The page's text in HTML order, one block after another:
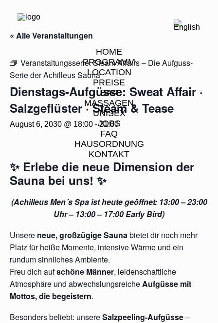
HOME
PROGRAMM
LOCATION
PREISE
BAR
MASSAGEN
UNISEX
JOBS
FAQ
HAUSORDNUNG
KONTAKT
« Alle Veranstaltungen
Veranstaltungsserie:Steam Affairs – Die Aufguss-
Serie der Achilleus Sauna
Dienstags-Aufgüsse: Sweat Affair ·
Salzgeflüster · Steam & Tease
August 6, 2030 @ 18:00 -21:00
✨ Erlebe die neue Dimension der
Sauna bei uns! ✨
(Achilleus Men´s Spa ist heute geöffnet: 13:00 – 23:00
Uhr – 13:00 – 17:00 Early Bird)
Unsere neue, großzügige Saunabietet dir noch mehr
Platz für heiße Momente, intensive Wärme und ein
rundum sinnliches Ambiente.
Freu dich aufschöne Männer, leidenschaftliche
Atmosphäre und abwechslungsreicheAufgüsse mit
Mottos, die begeistern.
Besonders beliebt: unsereSalzpeeling-Aufgüsse–